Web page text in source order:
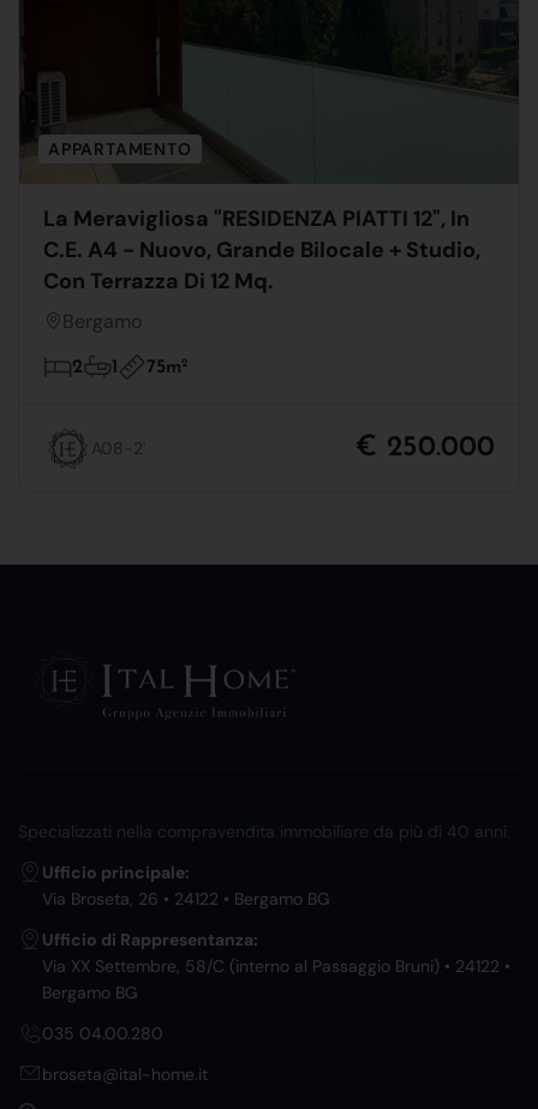
APPARTAMENTO
La Meravigliosa "RESIDENZA PIATTI 12", In
C.E. A4 - Nuovo, Grande Bilocale + Studio,
Con Terrazza Di 12 Mq.
Bergamo
2 1 75m2
A08-2' € 250.000
Specializzati nella compravendita immobiliare da più di 40 anni.
Ufficio principale:
Via Broseta, 26 • 24122 • Bergamo BG
Ufficio di Rappresentanza:
Via XX Settembre, 58/C (interno al Passaggio Bruni) • 24122 •
Bergamo BG
035 04.00.280
broseta@ital-home.it